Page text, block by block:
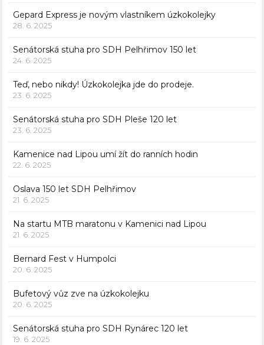
Gepard Express je novým vlastníkem úzkokolejky
28. 6. 2025
Senátorská stuha pro SDH Pelhřimov 150 let
24. 6. 2025
Teď, nebo nikdy! Úzkokolejka jde do prodeje.
23. 6. 2025
Senátorská stuha pro SDH Pleše 120 let
23. 6. 2025
Kamenice nad Lipou umí žít do ranních hodin
22. 6. 2025
Oslava 150 let SDH Pelhřimov
21. 6. 2025
Na startu MTB maratonu v Kamenici nad Lipou
21. 6. 2025
Bernard Fest v Humpolci
20. 6. 2025
Bufetový vůz zve na úzkokolejku
20. 6. 2025
Senátorská stuha pro SDH Rynárec 120 let
19. 6. 2025